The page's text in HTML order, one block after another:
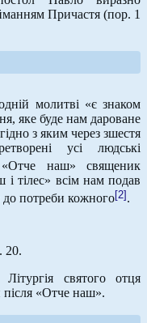
Причастя (пор. 1
молитві «є знаком
яке буде нам дароване
з яким через зшестя
усі людські
наш» священик
тілес» всім нам подав
до потреби кожного[2].
20.
Літургія святого отця
«Отче наш».